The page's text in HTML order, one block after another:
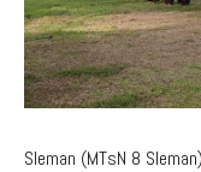
Struktur Organisasi
Sleman (MTsN 8